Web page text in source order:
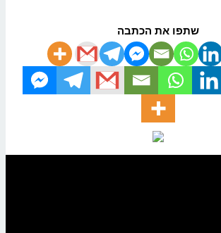
שתפו את הכתבה